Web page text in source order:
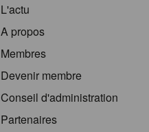
L'actu
A propos
Membres
Devenir membre
Conseil d'administration
Partenaires